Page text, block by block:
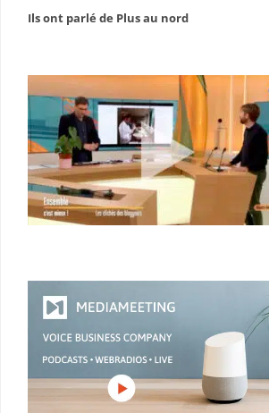
Ils ont parlé de Plus au nord